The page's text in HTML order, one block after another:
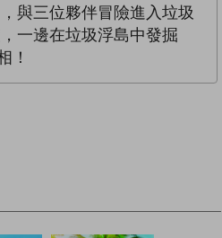
與三位夥伴冒險進入垃圾
一邊在垃圾浮島中發掘
！